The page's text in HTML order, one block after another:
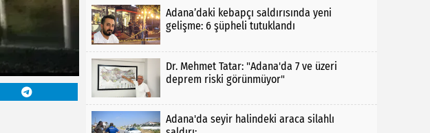
Adana’daki kebapçı saldırısında yeni
gelişme: 6 şüpheli tutuklandı
Dr. Mehmet Tatar: "Adana'da 7 ve üzeri
deprem riski görünmüyor"
Adana'da seyir halindeki araca silahlı